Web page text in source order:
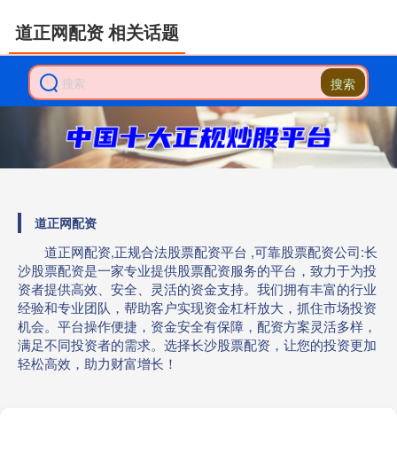
搜索
道正网配资
道正网配资,正规合法股票配资平台 ,可靠股票配资公司:长
沙股票配资是一家专业提供股票配资服务的平台，致力于为投
资者提供高效、安全、灵活的资金支持。我们拥有丰富的行业
经验和专业团队，帮助客户实现资金杠杆放大，抓住市场投资
机会。平台操作便捷，资金安全有保障，配资方案灵活多样，
满足不同投资者的需求。选择长沙股票配资，让您的投资更加
轻松高效，助力财富增长！
道正网配资 相关话题